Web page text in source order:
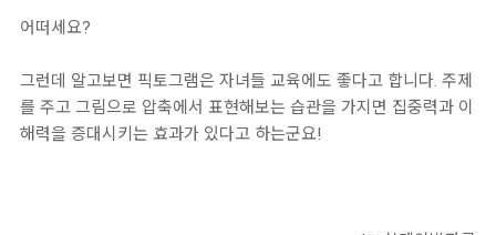
어떠세요?
그런데 알고보면 픽토그램은 자녀들 교육에도 좋다고 합니다. 주제
를 주고 그림으로 압축에서 표현해보는 습관을 가지면 집중력과 이
해력을 증대시키는 효과가 있다고 하는군요!